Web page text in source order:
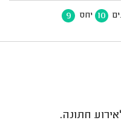
10 יחס 9
חתונה.